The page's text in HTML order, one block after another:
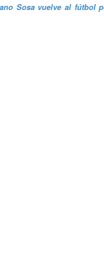
Sosa vuelve al fútbol